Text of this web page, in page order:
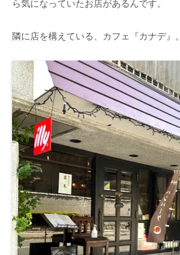
ら気になっていたお店があるんです。
隣に店を構えている、カフェ『カナデ』。